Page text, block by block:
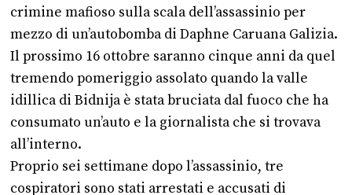
crimine mafioso sulla scala dell’assassinio per
mezzo di un’autobomba di Daphne Caruana Galizia.
Il prossimo 16 ottobre saranno cinque anni da quel
tremendo pomeriggio assolato quando la valle
idillica di Bidnija è stata bruciata dal fuoco che ha
consumato un’auto e la giornalista che si trovava
all’interno.
Proprio sei settimane dopo l’assassinio, tre
cospiratori sono stati arrestati e accusati di